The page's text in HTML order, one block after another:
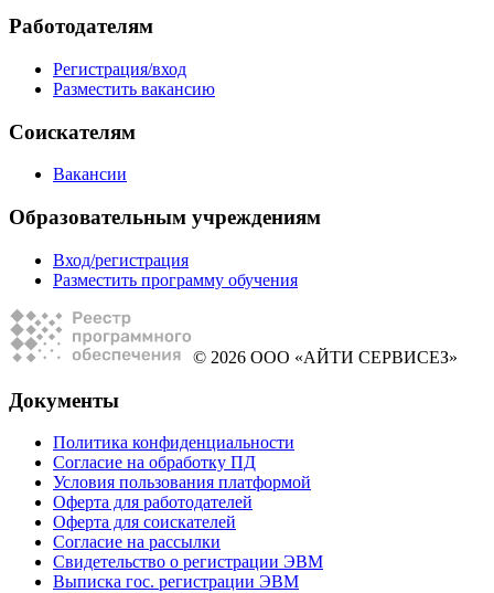
Работодателям
Регистрация/вход
Разместить вакансию
Соискателям
Вакансии
Образовательным учреждениям
Вход/регистрация
Разместить программу обучения
© 2026 ООО «АЙТИ СЕРВИСЕЗ»
Документы
Политика конфиденциальности
Согласие на обработку ПД
Условия пользования платформой
Оферта для работодателей
Оферта для соискателей
Согласие на рассылки
Свидетельство о регистрации ЭВМ
Выписка гос. регистрации ЭВМ